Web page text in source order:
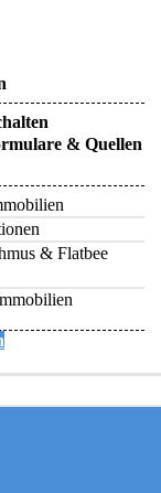
& Quellen
& Flatbee